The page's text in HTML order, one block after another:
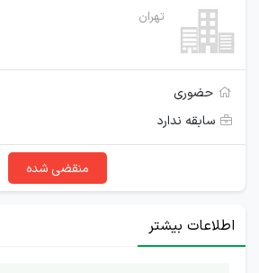
تهران
حضوری
سابقه ندارد
منقضی شده
اطلاعات بیشتر